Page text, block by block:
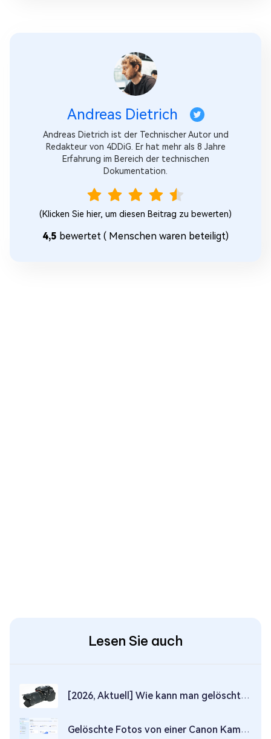
Andreas Dietrich
Andreas Dietrich ist der Technischer Autor und
Redakteur von 4DDiG. Er hat mehr als 8 Jahre
Erfahrung im Bereich der technischen
Dokumentation.
(Klicken Sie hier, um diesen Beitrag zu bewerten)
4,5 bewertet ( Menschen waren beteiligt)
Lesen Sie auch
[2026, Aktuell] Wie kann man gelöschte Fotos/Videos von einer Nikon-Kamera wiederherstellen?
Gelöschte Fotos von einer Canon Kamera wiederherstellen [Einfach und unkompliziert]